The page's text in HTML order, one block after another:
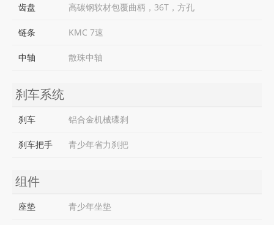
齿盘 高碳钢软材包覆曲柄，36T，方孔
链条 KMC 7速
中轴 散珠中轴
刹车系统
刹车 铝合金机械碟刹
刹车把手 青少年省力刹把
组件
座垫 青少年坐垫